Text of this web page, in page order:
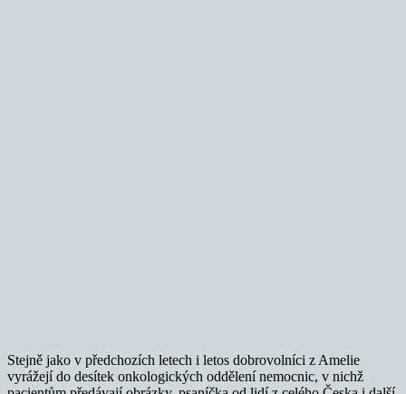
Stejně jako v předchozích letech i letos dobrovolníci z Amelie
vyrážejí do desítek onkologických oddělení nemocnic, v nichž